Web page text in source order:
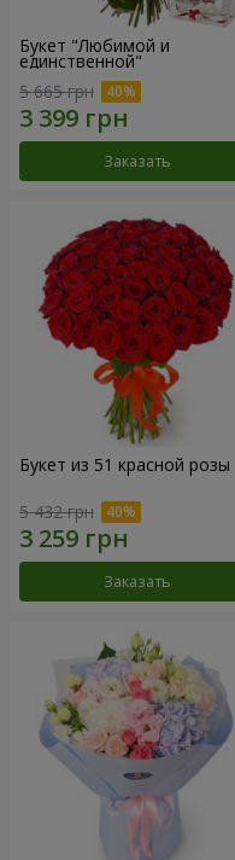
Букет "Любимой и
единственной"
5 665 грн
Заказать
Букет из 51 красной розы
5 432 грн
Заказать